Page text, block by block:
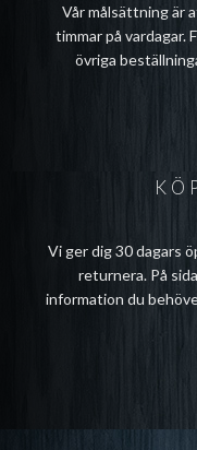
Vår målsättning är
timmar på vardagar.
övriga
Vi ger dig 30 dagars
returnera. På
information du